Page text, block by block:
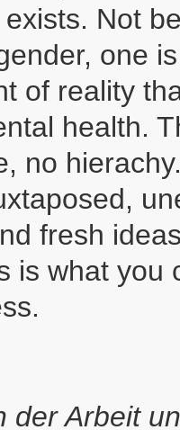
Not
one
of reality
health.
no
fresh
is what you
der Arbeit